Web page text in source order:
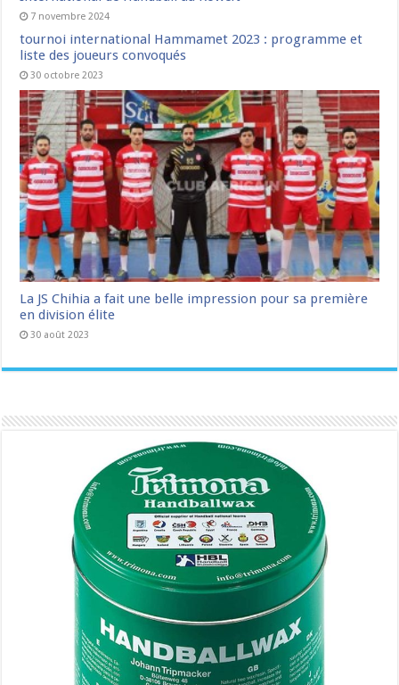
7 novembre 2024
tournoi international Hammamet 2023 : programme et
liste des joueurs convoqués
30 octobre 2023
La JS Chihia a fait une belle impression pour sa première
en division élite
30 août 2023